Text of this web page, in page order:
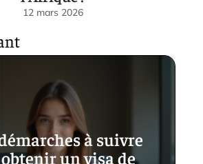
12 mars 2026
à suivre
un visa de